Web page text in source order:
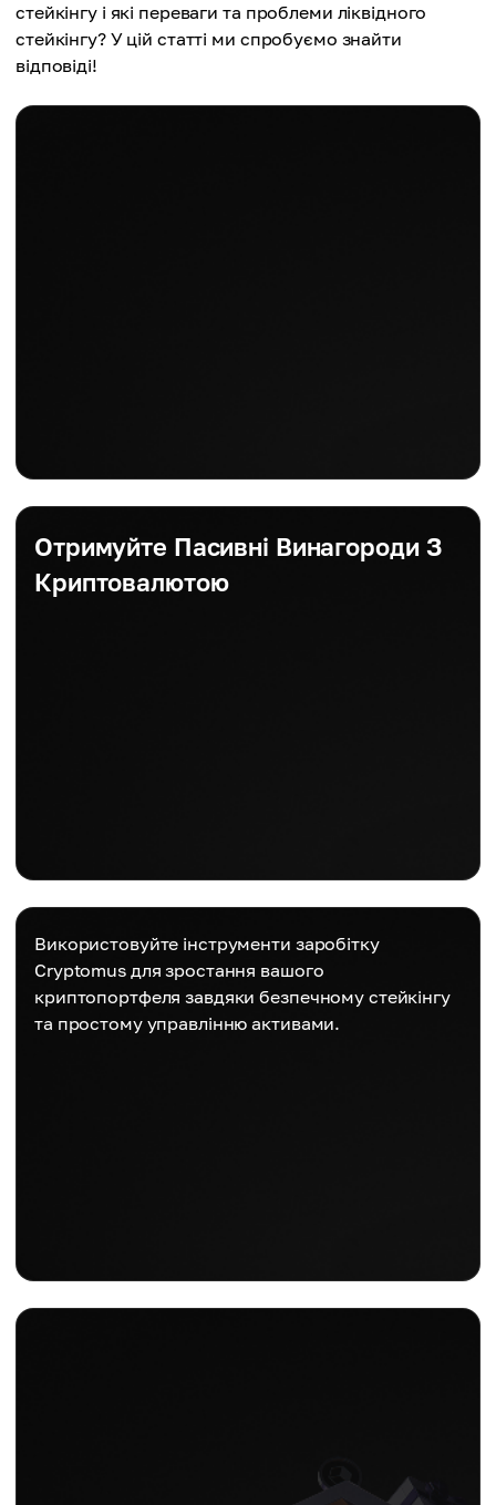
стейкінгу і які переваги та проблеми ліквідного
стейкінгу? У цій статті ми спробуємо знайти
відповіді!
Отримуйте Пасивні Винагороди З
Криптовалютою
Використовуйте інструменти заробітку
Cryptomus для зростання вашого
криптопортфеля завдяки безпечному стейкінгу
та простому управлінню активами.